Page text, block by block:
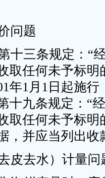
问题
十三条规定：“
取任何未予标明
年1月1日起施
十九条规定：“
取任何未予标
，并应当列出收
皮去水）计量问